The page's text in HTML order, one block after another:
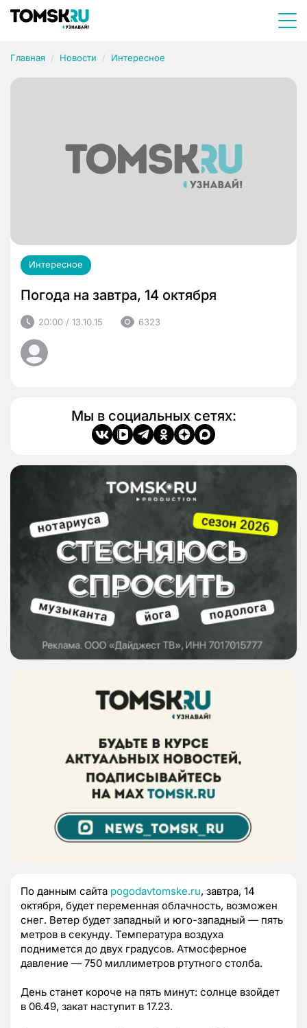
Главная Новости Интересное
Интересное
Погода на завтра, 14 октября
20:00 / 13.10.15 6323
Мы в социальных сетях:
По данным сайта pogodavtomske.ru, завтра, 14
октября, будет переменная облачность, возможен
снег. Ветер будет западный и юго-западный — пять
метров в секунду. Температура воздуха
поднимется до двух градусов. Атмосферное
давление — 750 миллиметров ртутного столба.
День станет короче на пять минут: солнце взойдет
в 06.49, закат наступит в 17.23.